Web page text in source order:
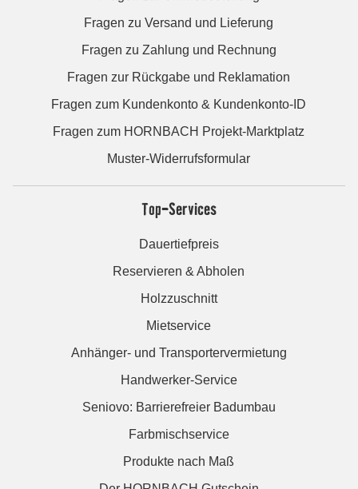
Fragen zu Versand und Lieferung
Fragen zu Zahlung und Rechnung
Fragen zur Rückgabe und Reklamation
Fragen zum Kundenkonto & Kundenkonto-ID
Fragen zum HORNBACH Projekt-Marktplatz
Muster-Widerrufsformular
Top-Services
Dauertiefpreis
Reservieren & Abholen
Holzzuschnitt
Mietservice
Anhänger- und Transportervermietung
Handwerker-Service
Seniovo: Barrierefreier Badumbau
Farbmischservice
Produkte nach Maß